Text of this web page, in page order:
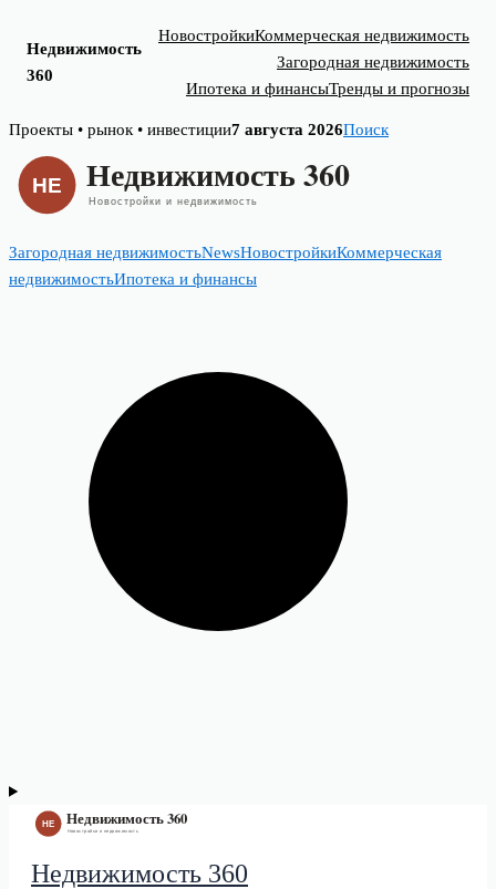
Недвижимость
360
НовостройкиКоммерческая недвижимость
Загородная недвижимость
Ипотека и финансыТренды и прогнозы
Skip
content
Проекты • рынок • инвестиции7 августа 2026Поиск
Загородная недвижимостьNewsНовостройкиКоммерческая
недвижимостьИпотека и финансы
Недвижимость 360